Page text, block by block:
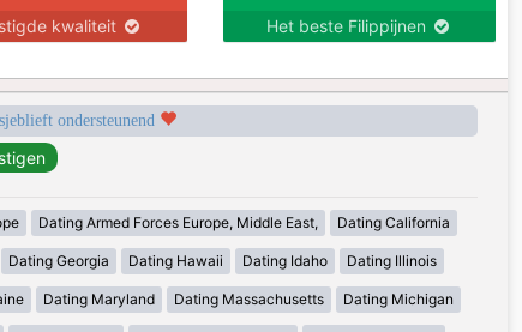
kwaliteit Het beste Filippijnen
ondersteunend
Dating Armed Forces Europe, Middle East, Dating California
Dating Georgia Dating Hawaii Dating Idaho Dating Illinois
Dating Maryland Dating Massachusetts Dating Michigan